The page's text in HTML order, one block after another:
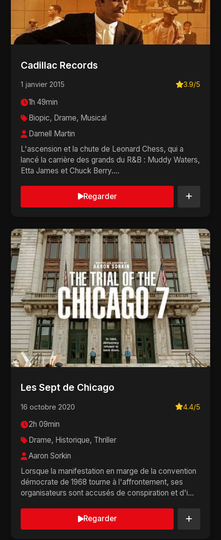
Cadillac Records
1 janvier 2015 3.9/5
1h 49min
Biopic, Drame, Musical
Darnell Martin
L'ascension et la chute de Leonard Chess, qui a
lancé la carrière des grands du R&B : Muddy Waters,
Etta James et Chuck Berry....
Regarder
Les Sept de Chicago
16 octobre 2020 4.4/5
2h 09min
Drame, Historique, Thriller
Aaron Sorkin
Lorsque la manifestation en marge de la convention
démocrate de 1968 tourne à l'affrontement, ses
organisateurs sont accusés de conspiration et d'i...
Regarder